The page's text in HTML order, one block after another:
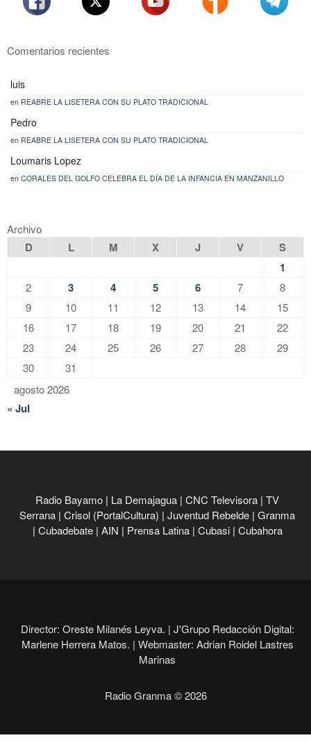
Comentarios recientes
luis
en REABRE LA LISETERA CON SU PLATO TRADICIONAL
Pedro
en REABRE LA LISETERA CON SU PLATO TRADICIONAL
Loumaris Lopez
en CORALES DEL GOLFO CELEBRA EL DÍA DE LA INFANCIA EN MANZANILLO
Archivo
agosto 2026
D L M X J V
S
1
2 3 4 5 6 7
8
9
10 11 12 13 14
15
16
17 18 19 20 21
22
23
24 25 26 27 28
29
30
31
« Jul
Radio Bayamo | La Demajagua | CNC Televisora | TV
Serrana | Crisol (PortalCultura) | Juventud Rebelde | Granma
| Cubadebate | AIN | Prensa Latina | Cubasi | Cubahora
Director: Oreste Milanés Leyva. | J'Grupo Redacción Digital:
Marlene Herrera Matos. | Webmaster: Adrian Roidel Lastres
Marinas
Radio Granma © 2026